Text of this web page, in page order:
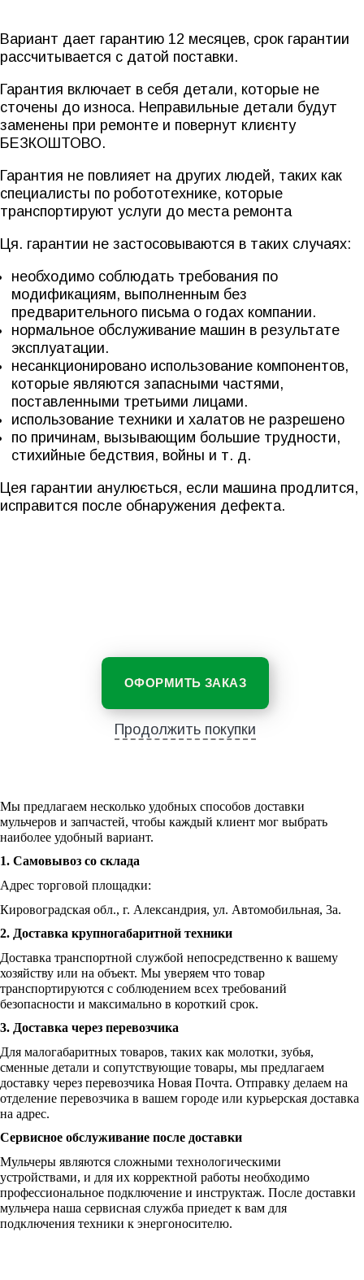
Вариант дает гарантию 12 месяцев, срок гарантии
рассчитывается с датой поставки.
Гарантия включает в себя детали, которые не
сточены до износа. Неправильные детали будут
заменены при ремонте и повернут клиєнту
БЕЗКОШТОВО.
Гарантия не повлияет на других людей, таких как
специалисты по робототехнике, которые
транспортируют услуги до места ремонта
Ця. гарантии не застосовываются в таких случаях:
необходимо соблюдать требования по
модификациям, выполненным без
предварительного письма о годах компании.
нормальное обслуживание машин в результате
эксплуатации.
несанкционировано использование компонентов,
которые являются запасными частями,
поставленными третьими лицами.
использование техники и халатов не разрешено
по причинам, вызывающим большие трудности,
стихийные бедствия, войны и т. д.
Цея гарантии анулюється, если машина продлится,
исправится после обнаружения дефекта.
ОФОРМИТЬ ЗАКАЗ
Продолжить покупки
Мы предлагаем несколько удобных способов доставки
мульчеров и запчастей, чтобы каждый клиент мог выбрать
наиболее удобный вариант.
1. Самовывоз со склада
Адрес торговой площадки:
Кировоградская обл., г. Александрия, ул. Автомобильная, 3а.
2. Доставка крупногабаритной техники
Доставка транспортной службой непосредственно к вашему
хозяйству или на объект. Мы уверяем что товар
транспортируются с соблюдением всех требований
безопасности и максимально в короткий срок.
3. Доставка через перевозчика
Для малогабаритных товаров, таких как молотки, зубья,
сменные детали и сопутствующие товары, мы предлагаем
доставку через перевозчика Новая Почта. Отправку делаем на
отделение перевозчика в вашем городе или курьерская доставка
на адрес.
Сервисное обслуживание после доставки
Мульчеры являются сложными технологическими
устройствами, и для их корректной работы необходимо
профессиональное подключение и инструктаж. После доставки
мульчера наша сервисная служба приедет к вам для
подключения техники к энергоносителю.